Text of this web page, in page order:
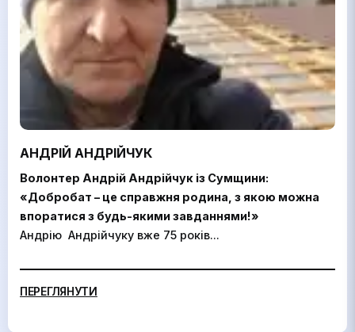
АНДРІЙ АНДРІЙЧУК
Волонтер Андрій Андрійчук із Сумщини:
«Добробат – це справжня родина, з якою можна
впоратися з будь-якими завданнями!»
Андрію Андрійчуку вже 75 років...
ПЕРЕГЛЯНУТИ